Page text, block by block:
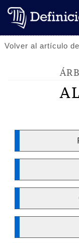
Volver al artículo